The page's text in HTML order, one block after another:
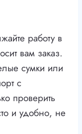
работу в
вам заказ.
сумки или
с
проверить
и удобно, не